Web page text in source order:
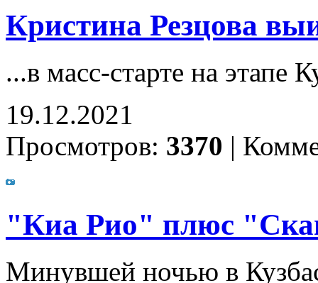
Кристина Резцова
...в масс-старте на этапе
19.12.2021
Просмотров: 3370 |
"Киа Рио" плюс
Минувшей ночью в